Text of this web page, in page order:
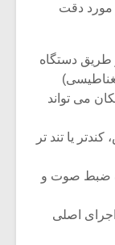
مورد دقت
طریق دستگاه
می تواند
یا تند تر
ضبط صوت و
اجرای اصلی